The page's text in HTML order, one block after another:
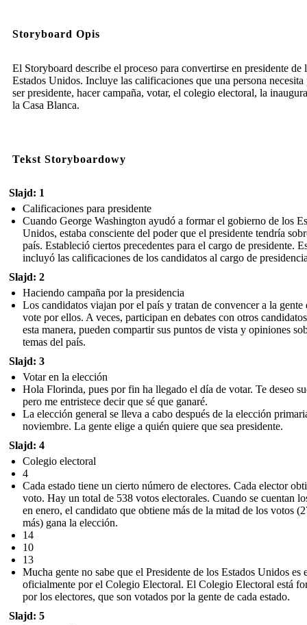
Storyboard Opis
El Storyboard describe el proceso para convertirse en presidente de
Estados Unidos. Incluye las calificaciones que una persona necesita
ser presidente, hacer campaña, votar, el colegio electoral, la
la Casa Blanca.
Tekst Storyboardowy
Slajd: 1
Calificaciones para presidente
Cuando George Washington ayudó a formar el gobierno de los
Unidos, estaba consciente del poder que el presidente tendría
país. Estableció ciertos precedentes para el cargo de presidente.
incluyó las calificaciones de los candidatos al cargo de
Slajd: 2
Haciendo campaña por la presidencia
Los candidatos viajan por el país y tratan de convencer a la gente
vote por ellos. A veces, participan en debates con otros
esta manera, pueden compartir sus puntos de vista y opiniones
temas del país.
Slajd: 3
Votar en la elección
Hola Florinda, pues por fin ha llegado el día de votar. Te deseo
pero me entristece decir que sé que ganaré.
La elección general se lleva a cabo después de la elección
noviembre. La gente elige a quién quiere que sea presidente.
Slajd: 4
Colegio electoral
4
Cada estado tiene un cierto número de electores. Cada elector
voto. Hay un total de 538 votos electorales. Cuando se cuentan
en enero, el candidato que obtiene más de la mitad de los votos
más) gana la elección.
14
10
13
Mucha gente no sabe que el Presidente de los Estados Unidos es
oficialmente por el Colegio Electoral. El Colegio Electoral está
por los electores, que son votados por la gente de cada estado.
Slajd: 5